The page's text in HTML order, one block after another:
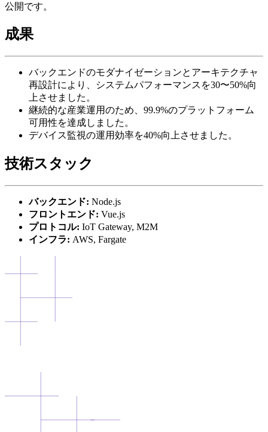
公開です。
成果
バックエンドのモダナイゼーションとアーキテクチャ
再設計により、システムパフォーマンスを30〜50%向
上させました。
継続的な産業運用のため、99.9%のプラットフォーム
可用性を達成しました。
デバイス監視の運用効率を40%向上させました。
技術スタック
バックエンド: Node.js
フロントエンド: Vue.js
プロトコル: IoT Gateway, M2M
インフラ: AWS, Fargate